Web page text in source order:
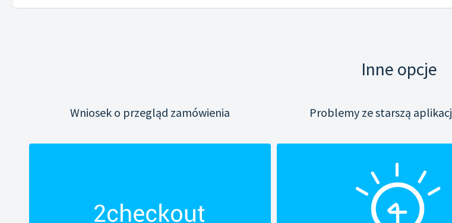
Inne opcje
Wniosek o przegląd zamówienia Problemy ze starszą